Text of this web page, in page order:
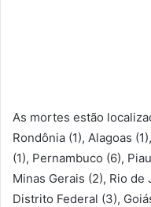
As mortes estão
Rondônia (1), Alagoas
(1), Pernambuco (6),
Minas Gerais (2), Rio de
Distrito Federal (3),